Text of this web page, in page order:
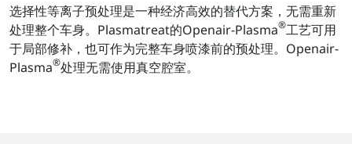
选择性等离子预处理是一种经济高效的替代方案，无需重新
处理整个车身。Plasmatreat的Openair-Plasma®工艺可用
于局部修补，也可作为完整车身喷漆前的预处理。Openair-
Plasma®处理无需使用真空腔室。